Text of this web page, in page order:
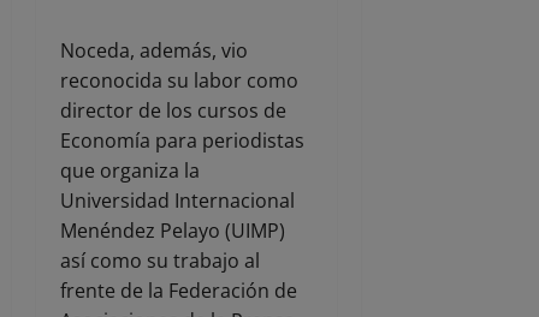
Noceda, además, vio
reconocida su labor como
director de los cursos de
Economía para periodistas
que organiza la
Universidad Internacional
Menéndez Pelayo (UIMP)
así como su trabajo al
frente de la Federación de